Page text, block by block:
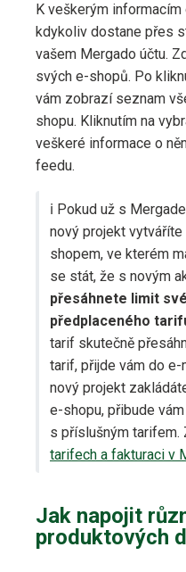
K veškerým
kdykoliv dostane přes
vašem Mergado účtu.
svých e-shopů. Po
vám zobrazí seznam
shopu. Kliknutím na
veškeré informace o
feedu.
ℹ️ Pokud už s
nový projekt
shopem, ve kterém
se stát, že s novým
přesáhnete limit
předplaceného
tarif skutečně
tarif, přijde vám do e-
nový projekt
e-shopu, přibude
s příslušným tarifem.
tarifech a fakturaci v
Jak napojit
produktových